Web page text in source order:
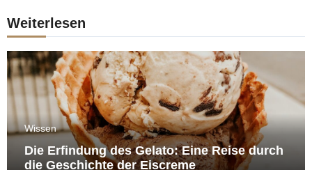
Weiterlesen
Wissen
Die Erfindung des Gelato: Eine Reise durch
die Geschichte der Eiscreme